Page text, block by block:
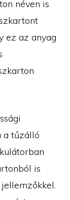
néven is
ez az anyag
a tűzálló
is